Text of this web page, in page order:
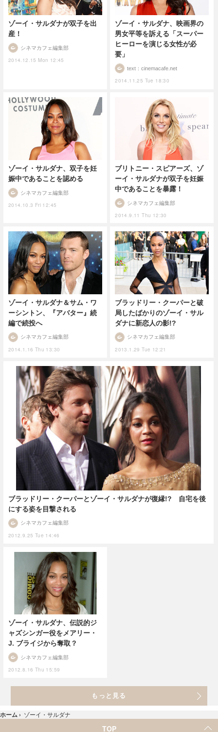
ゾーイ・サルダナが双子を出
産！
2014.12.15 Mon 12:45
シネマカフェ編集部
ゾーイ・サルダナ、映画界の
男女平等を訴える「スーパー
ヒーローを演じる女性が必
要」
2014.11.25 Tue 18:30
text：cinemacafe.net
ゾーイ・サルダナ、双子を妊
娠中であることを認める
2014.10.3 Fri 12:45
シネマカフェ編集部
ブリトニー・スピアーズ、ゾ
ーイ・サルダナが双子を妊娠
中であることを暴露！
2014.9.11 Thu 12:30
シネマカフェ編集部
ゾーイ・サルダナ＆サム・ワ
ーシントン、『アバター』続
編で続投へ
2014.1.16 Thu 13:30
シネマカフェ編集部
ブラッドリー・クーパーと破
局したばかりのゾーイ・サル
ダナに新恋人の影!?
2013.1.29 Tue 12:21
シネマカフェ編集部
ブラッドリー・クーパーとゾーイ・サルダナが復縁!? 自宅を後
にする姿を目撃される
2012.9.25 Tue 14:46
シネマカフェ編集部
ゾーイ・サルダナ、伝説的ジ
ャズシンガー役をメアリー・
J. ブライジから奪取？
2012.8.16 Thu 15:59
シネマカフェ編集部
もっと見る
ホーム › ゾーイ・サルダナ
TOP